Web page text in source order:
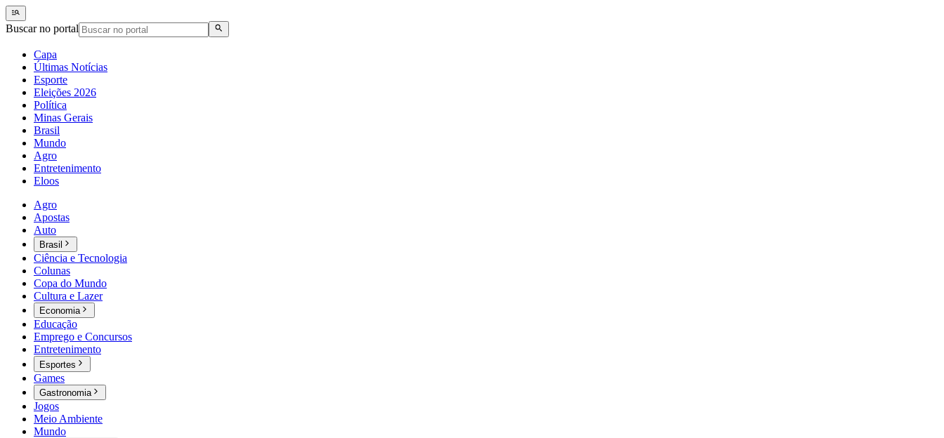
Buscar no portal
Capa
Últimas Notícias
Esporte
Eleições 2026
Política
Minas Gerais
Brasil
Mundo
Agro
Entretenimento
Eloos
Agro
Apostas
Auto
Brasil
Ciência e Tecnologia
Colunas
Copa do Mundo
Cultura e Lazer
Economia
Educação
Emprego e Concursos
Entretenimento
Esportes
Games
Gastronomia
Jogos
Meio Ambiente
Mundo